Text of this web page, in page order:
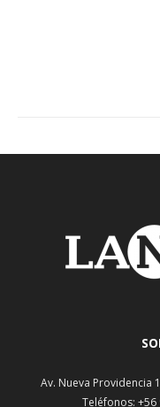
Av. Nueva Providencia
Teléfonos: